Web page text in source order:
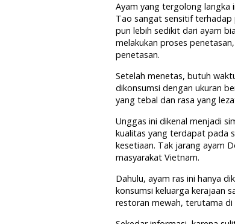
Ayam yang tergolong langka
Tao sangat sensitif terhadap
pun lebih sedikit dari ayam
melakukan proses
penetasan.
Setelah menetas, butuh
dikonsumsi dengan ukuran
yang tebal dan rasa yang
Unggas ini dikenal menjadi
kualitas yang terdapat pada
kesetiaan. Tak jarang ayam
masyarakat Vietnam.
Dahulu, ayam ras ini hanya
konsumsi keluarga kerajaan
restoran mewah, terutama